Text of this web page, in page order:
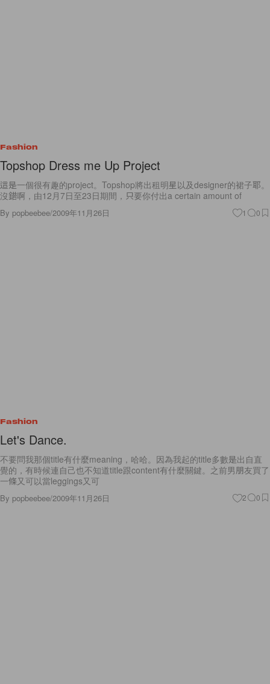
Fashion
Topshop Dress me Up Project
這是一個很有趣的project。Topshop將出租明星以及designer的裙子耶。
沒錯啊，由12月7日至23日期間，只要你付出a certain amount of
By popbeebee/2009年11月26日 1 0
Fashion
Let's Dance.
不要問我那個title有什麼meaning，哈哈。因為我起的title多數是出自直
覺的，有時候連自己也不知道title跟content有什麼關鍵。之前男朋友買了
一條又可以當leggings又可
By popbeebee/2009年11月26日 2 0